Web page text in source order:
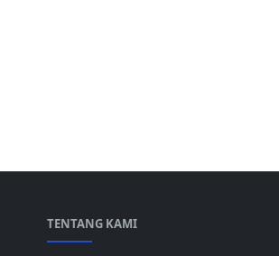
TENTANG KAMI